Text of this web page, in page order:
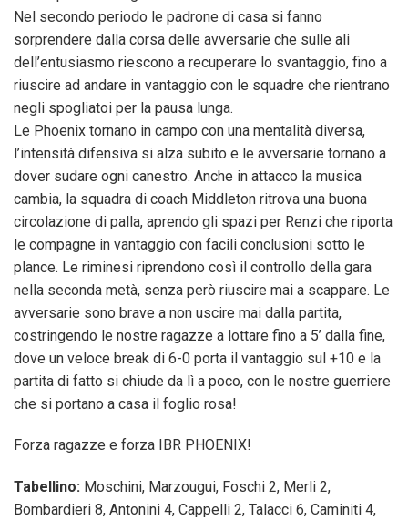
Nel secondo periodo le padrone di casa si fanno
sorprendere dalla corsa delle avversarie che sulle ali
dell’entusiasmo riescono a recuperare lo svantaggio, fino a
riuscire ad andare in vantaggio con le squadre che rientrano
negli spogliatoi per la pausa lunga.
Le Phoenix tornano in campo con una mentalità diversa,
l’intensità difensiva si alza subito e le avversarie tornano a
dover sudare ogni canestro. Anche in attacco la musica
cambia, la squadra di coach Middleton ritrova una buona
circolazione di palla, aprendo gli spazi per Renzi che riporta
le compagne in vantaggio con facili conclusioni sotto le
plance. Le riminesi riprendono così il controllo della gara
nella seconda metà, senza però riuscire mai a scappare. Le
avversarie sono brave a non uscire mai dalla partita,
costringendo le nostre ragazze a lottare fino a 5’ dalla fine,
dove un veloce break di 6-0 porta il vantaggio sul +10 e la
partita di fatto si chiude da lì a poco, con le nostre guerriere
che si portano a casa il foglio rosa!
Forza ragazze e forza IBR PHOENIX!
Tabellino: Moschini, Marzougui, Foschi 2, Merli 2,
Bombardieri 8, Antonini 4, Cappelli 2, Talacci 6, Caminiti 4,